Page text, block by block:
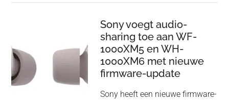
draadloos
presenteren
zonder
Wi-
Sony voegt audio-
sharing toe aan WF-
1000XM5 en WH-
1000XM6 met nieuwe
firmware-update
Sony heeft een nieuwe firmware-